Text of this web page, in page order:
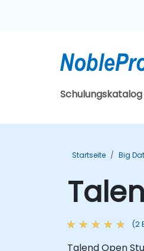
Schulungskatalog
Startseite Big
(2
Talend Open